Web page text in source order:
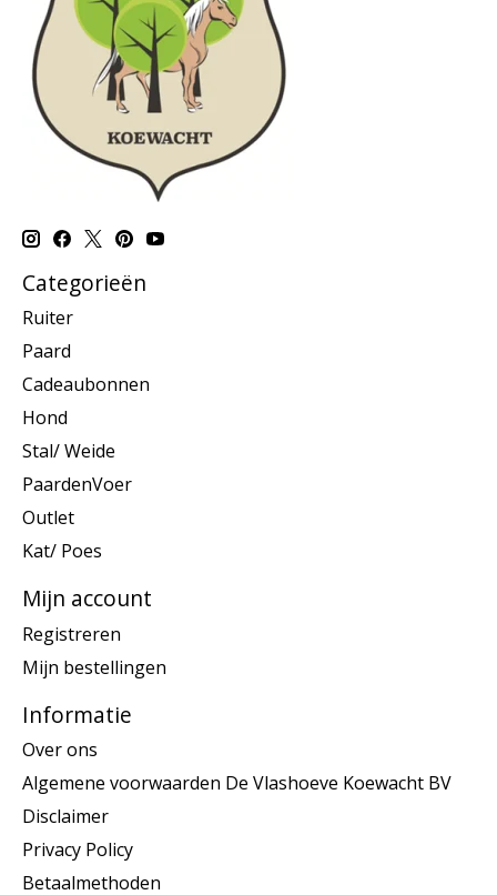
Categorieën
Ruiter
Paard
Cadeaubonnen
Hond
Stal/ Weide
PaardenVoer
Outlet
Kat/ Poes
Mijn account
Registreren
Mijn bestellingen
Informatie
Over ons
Algemene voorwaarden De Vlashoeve Koewacht BV
Disclaimer
Privacy Policy
Betaalmethoden